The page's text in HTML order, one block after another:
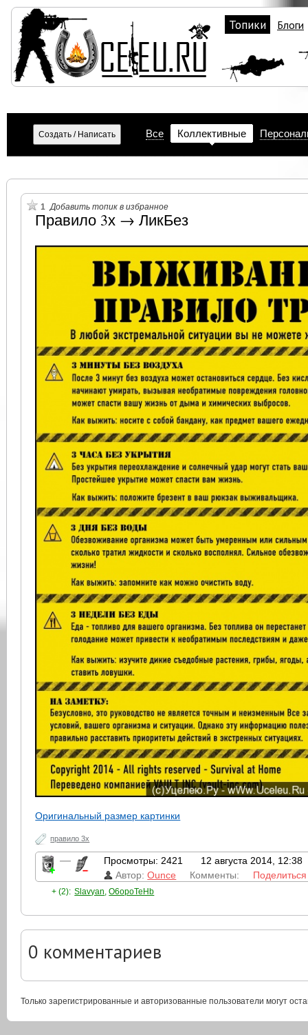
Топики Блоги
Все Коллективные
1 Добавить топик в избранное
Правило 3х → ЛикБез
Оригинальный размер картинки
правило 3х
— Просмотры: 2421
12 августа 2014, 12:38
Автор:Ounce Комменты: Поделиться
+ (2): Slavyan ,O6opoTeHb
0 комментариев
Только зарегистрированные и авторизованные пользователи могут